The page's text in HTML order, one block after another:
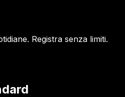
Registra senza limiti.